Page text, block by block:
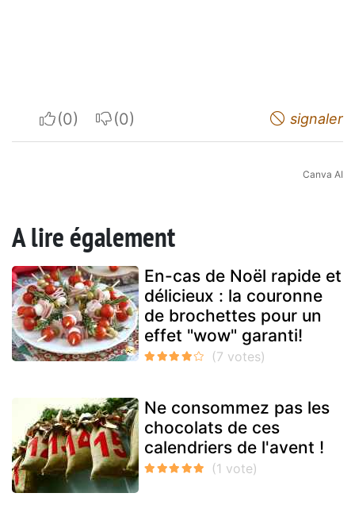
I apreciateI do not appreciate signaler
Canva AI
A lire également
En-cas de Noël rapide et
délicieux : la couronne
de brochettes pour un
effet "wow" garanti!
Ne consommez pas les
chocolats de ces
calendriers de l'avent !